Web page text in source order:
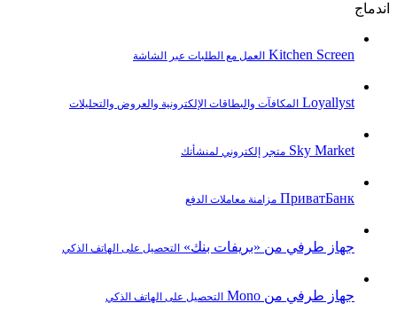
اندماج
Kitchen Screen العمل مع الطلبات عبر الشاشة
Loyallyst المكافآت والبطاقات الإلكترونية والعروض والتحليلات
Sky Market متجر إلكتروني لمنشأتك
ПриватБанк مزامنة معاملات الدفع
جهاز طرفي من «بريفات بنك» التحصيل على الهاتف الذكي
جهاز طرفي من Mono التحصيل على الهاتف الذكي